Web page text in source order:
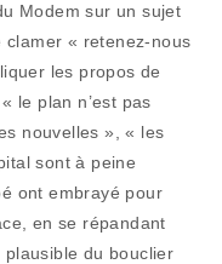
Modem sur un sujet
clamer « retenez-nous
les propos de
le plan n’est pas
nouvelles », « les
sont à peine
ont embrayé pour
en se répandant
du bouclier